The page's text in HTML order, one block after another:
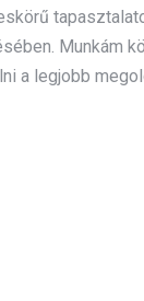
Munkám
a legjobb